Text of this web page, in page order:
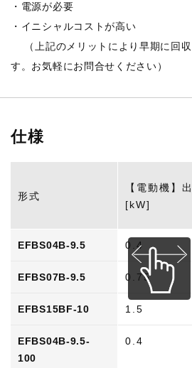
・電源が必要
・イニシャルコストが高い
（上記のメリットにより早期に回
す。お気軽にお問合せください）
仕様
形式
【電動機】
[kW]
EFBS04B-9.5 0.4
EFBS07B-9.5 0.75
EFBS15BF-10 1.5
EFBS04B-9.5-
100
0.4